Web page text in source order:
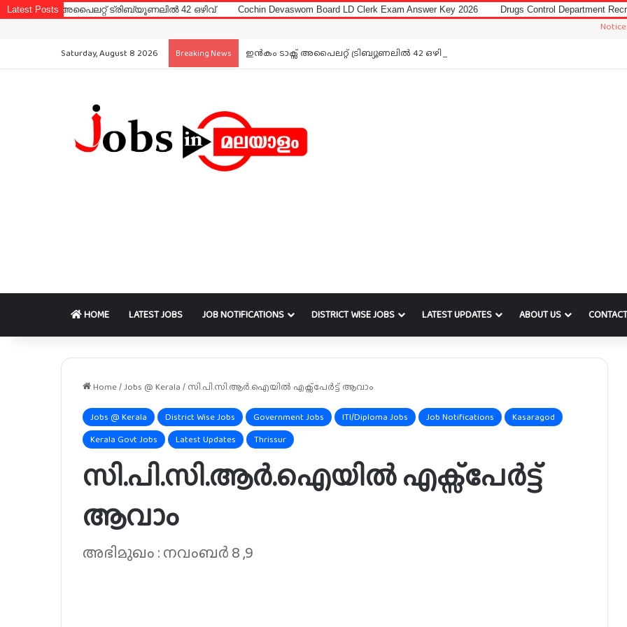
Latest Posts
ട്രിബ്യൂണലിൽ 42 ഒഴിവ് Cochin Devaswom Board LD Clerk Exam Answer Key 2026 Drugs Control Department Recruitment 2026 for
Notice: Jobs In
Saturday, August 8 2026
Breaking News ഇൻകം ടാക്സ് അപൈലറ്റ് ട്രിബ്യൂണലിൽ 42 ഒഴിവ്
HOME LATEST JOBS JOB NOTIFICATIONS DISTRICT WISE JOBS LATEST UPDATES ABOUT US
Home/Jobs @ Kerala / സി.പി.സി.ആർ.ഐയിൽ എക്സ്പേർട്ട് ആവാം
Jobs @ Kerala District Wise Jobs Government Jobs ITI/Diploma Jobs Job Notifications
Kasaragod
Kerala Govt Jobs
Latest Updates Thrissur
സി.പി.സി.ആർ.ഐയിൽ എക്സ്പേർട്ട്
ആവാം
അഭിമുഖം : നവംബർ 8 ,9